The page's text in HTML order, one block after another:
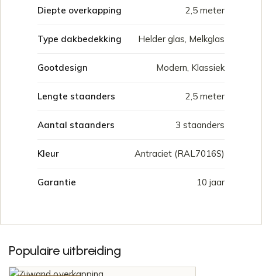
Diepte overkapping 2,5 meter
Type dakbedekking Helder glas, Melkglas
Gootdesign Modern, Klassiek
Lengte staanders 2,5 meter
Aantal staanders 3 staanders
Kleur Antraciet (RAL7016S)
Garantie 10 jaar
Populaire uitbreiding